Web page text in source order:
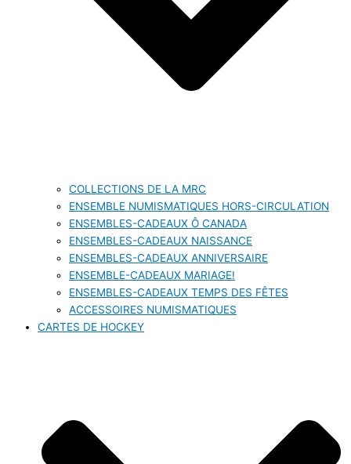
COLLECTIONS DE LA MRC
ENSEMBLE NUMISMATIQUES HORS-CIRCULATION
ENSEMBLES-CADEAUX Ô CANADA
ENSEMBLES-CADEAUX NAISSANCE
ENSEMBLES-CADEAUX ANNIVERSAIRE
ENSEMBLE-CADEAUX MARIAGE!
ENSEMBLES-CADEAUX TEMPS DES FÊTES
ACCESSOIRES NUMISMATIQUES
CARTES DE HOCKEY